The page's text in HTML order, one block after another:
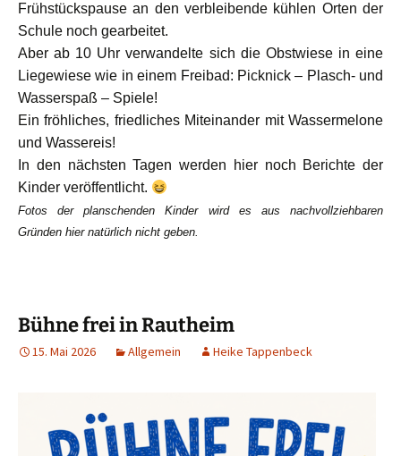
Frühstückspause an den verbleibende kühlen Orten der
Schule noch gearbeitet.
Aber ab 10 Uhr verwandelte sich die Obstwiese in eine
Liegewiese wie in einem Freibad: Picknick – Plasch- und
Wasserspaß – Spiele!
Ein fröhliches, friedliches Miteinander mit Wassermelone
und Wassereis!
In den nächsten Tagen werden hier noch Berichte der
Kinder veröffentlicht.
Fotos der planschenden Kinder wird es aus nachvollziehbaren
Gründen hier natürlich nicht geben.
Bühne frei in Rautheim
15. Mai 2026 Allgemein Heike Tappenbeck